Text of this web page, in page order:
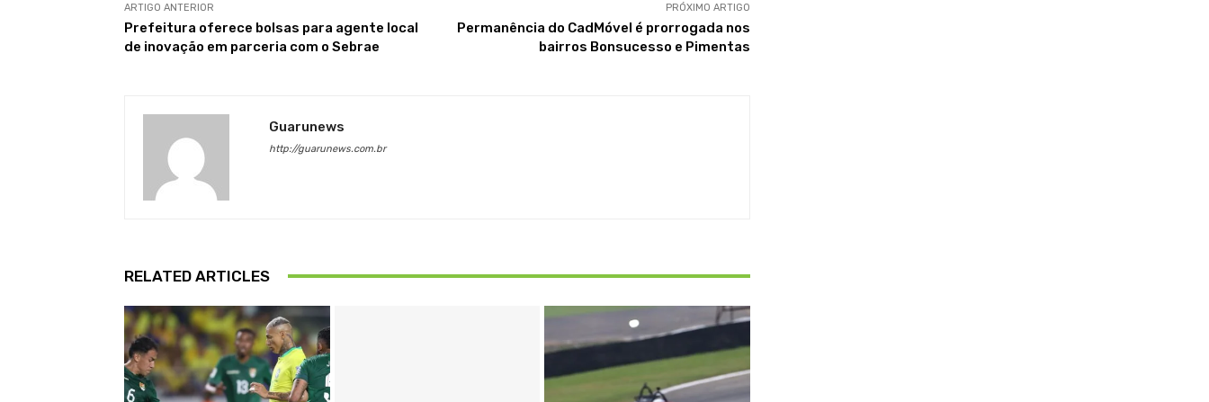
ARTIGO ANTERIOR
Prefeitura oferece bolsas para agente local
de inovação em parceria com o Sebrae
PRÓXIMO ARTIGO
Permanência do CadMóvel é prorrogada nos
bairros Bonsucesso e Pimentas
Guarunews
http://guarunews.com.br
RELATED ARTICLES